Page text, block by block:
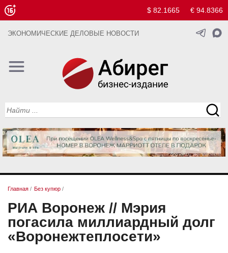
$ 82.1665 € 94.8366
ЭКОНОМИЧЕСКИЕ ДЕЛОВЫЕ НОВОСТИ
Главная / Без купюр /
РИА Воронеж // Мэрия
погасила миллиардный долг
«Воронежтеплосети»